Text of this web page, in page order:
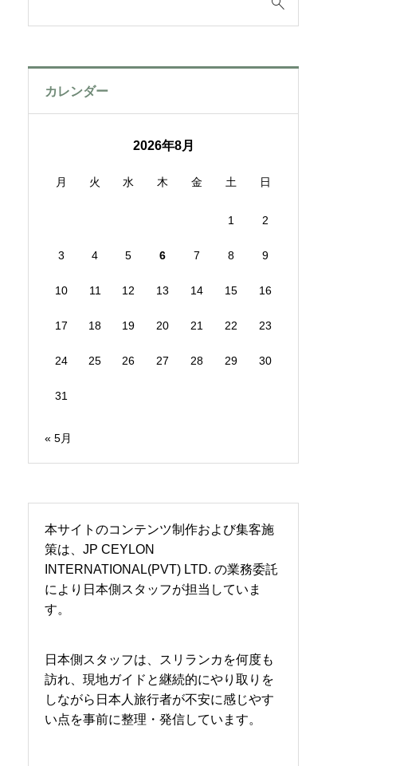
カレンダー
2026年8月
月 火 水 木 金 土 日
1 2
3 4 5 6 7 8 9
10 11 12 13 14 15 16
17 18 19 20 21 22 23
24 25 26 27 28 29 30
31
« 5月
本サイトのコンテンツ制作および集客施
策は、JP CEYLON
INTERNATIONAL(PVT) LTD. の業務委託
により日本側スタッフが担当していま
す。
日本側スタッフは、スリランカを何度も
訪れ、現地ガイドと継続的にやり取りを
しながら日本人旅行者が不安に感じやす
い点を事前に整理・発信しています。